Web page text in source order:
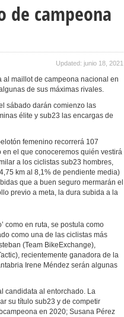
de campeona
Updated: junio 18, 2021
al maillot de campeona nacional en
de sus máximas rivales.
sábado darán comienzo las
élite y sub23 las encargas de
femenino recorrerá 107
en el que conoceremos quién vestirá
a los ciclistas sub23 hombres,
km al 8,1% de pendiente media)
que a buen seguro mermarán el
previo a meta, la dura subida a la
como en ruta, se postula como
como una de las ciclistas más
(Team BikeExchange),
recientemente ganadora de la
Irene Méndez serán algunas
candidata al entorchado. La
su título sub23 y de competir
en 2020; Susana Pérez